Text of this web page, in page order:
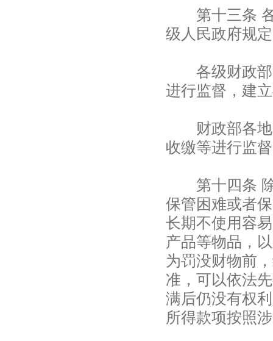
第十三条 各
级人民政府规
各级财政部
进行监督，建
财政部各地
收缴等进行监
第十四条 除
保管困难或者
长期不使用容
产品等物品，
为罚没财物前
准，可以依法
满后仍没有权
所得款项按照